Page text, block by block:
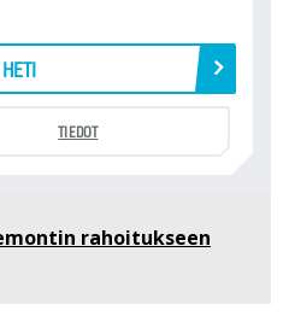
TIEDOT
rahoitukseen